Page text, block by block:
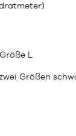
L
Größen